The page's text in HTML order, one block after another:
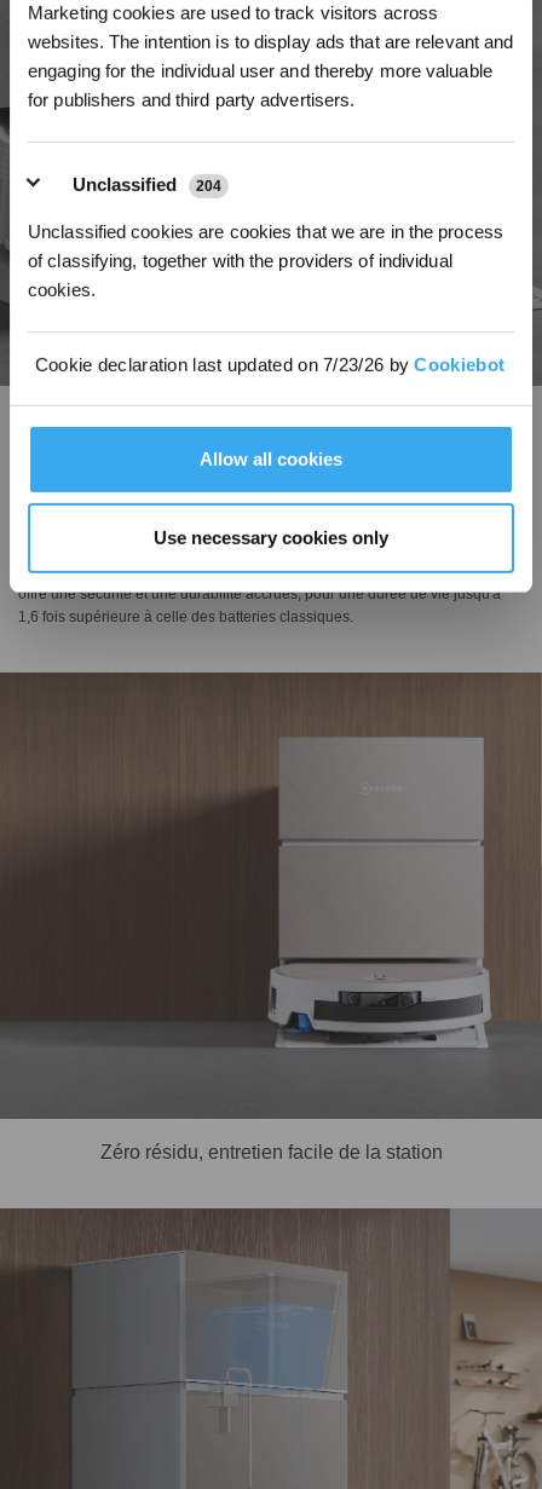
Marketing cookies are used to track visitors across
websites. The intention is to display ads that are relevant and
engaging for the individual user and thereby more valuable
for publishers and third party advertisers.
Unclassified 204
Unclassified cookies are cookies that we are in the process
of classifying, together with the providers of individual
cookies.
Cookie declaration last updated on 7/23/26 byCookiebot
Allow all cookies
Use necessary cookies only
Assisté de l'alimentation programmable GaN, la recharge PowerBoost
ultra-rapide pour libérer une puissance de nettoyage illimitée. Pendant les
seulement 3 minutes, ce qui permet un fonctionnement continu sans pause.
Renforcée par une batterie à poche de qualité automobile, la technologie
offre une sécurité et une durabilité accrues, pour une durée de vie jusqu'à
1,6 fois supérieure à celle des batteries classiques.
Zéro résidu, entretien facile de la station
* Les nouveaux inscrits peuvent utiliser 3000 points pour obtenir une réduction de 30
€ sur leur première commande lorsque le paiement dépasse 1000 €.